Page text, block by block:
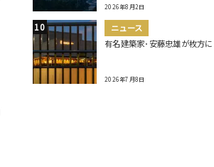
2026年8月2日
ニュース
有名建築家･安藤忠雄が枚方に
2026年7月8日